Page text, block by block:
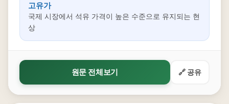
고유가
국제 시장에서 석유 가격이 높은 수준으로 유지되는 현
상
원문 전체보기 🔗 공유